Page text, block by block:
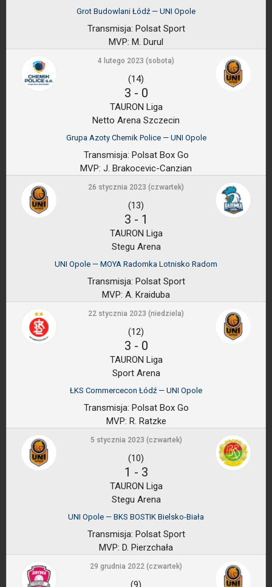
Grot Budowlani Łódź — UNI Opole
Transmisja: Polsat Sport
MVP: M. Durul
4 lutego 2023 (sobota)
(14)
3 - 0
TAURON Liga
Netto Arena Szczecin
Grupa Azoty Chemik Police — UNI Opole
Transmisja: Polsat Box Go
MVP: J. Brakocevic-Canzian
26 stycznia 2023 (czwartek)
(13)
3 - 1
TAURON Liga
Stegu Arena
UNI Opole — MOYA Radomka Lotnisko Radom
Transmisja: Polsat Sport
MVP: A. Kraiduba
22 stycznia 2023 (niedziela)
(12)
3 - 0
TAURON Liga
Sport Arena
ŁKS Commercecon Łódź — UNI Opole
Transmisja: Polsat Box Go
MVP: R. Ratzke
5 stycznia 2023 (czwartek)
(10)
1 - 3
TAURON Liga
Stegu Arena
UNI Opole — BKS BOSTIK Bielsko-Biała
Transmisja: Polsat Sport
MVP: D. Pierzchała
29 grudnia 2022 (czwartek)
(9)